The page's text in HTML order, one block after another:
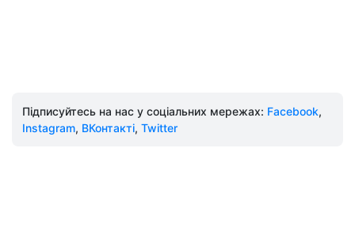
Підписуйтесь на нас у соціальних мережах: Facebook,
Instagram, ВКонтакті, Twitter